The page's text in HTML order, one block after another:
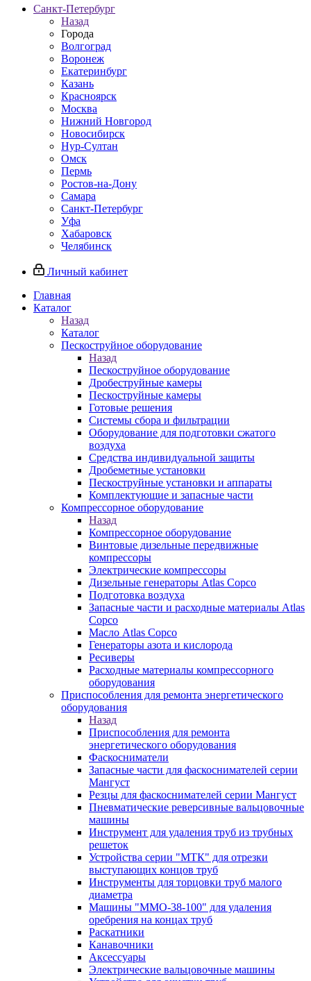
Санкт-Петербург
Назад
Города
Волгоград
Воронеж
Екатеринбург
Казань
Красноярск
Москва
Нижний Новгород
Новосибирск
Нур-Султан
Омск
Пермь
Ростов-на-Дону
Самара
Санкт-Петербург
Уфа
Хабаровск
Челябинск
Личный кабинет
Главная
Каталог
Назад
Каталог
Пескоструйное оборудование
Назад
Пескоструйное оборудование
Дробеструйные камеры
Пескоструйные камеры
Готовые решения
Системы сбора и фильтрации
Оборудование для подготовки сжатого
воздуха
Средства индивидуальной защиты
Дробеметные установки
Пескоструйные установки и аппараты
Комплектующие и запасные части
Компрессорное оборудование
Назад
Компрессорное оборудование
Винтовые дизельные передвижные
компрессоры
Электрические компрессоры
Дизельные генераторы Atlas Copco
Подготовка воздуха
Запасные части и расходные материалы Atlas
Copco
Масло Atlas Copco
Генераторы азота и кислорода
Ресиверы
Расходные материалы компрессорного
оборудования
Приспособления для ремонта энергетического
оборудования
Назад
Приспособления для ремонта
энергетического оборудования
Фаскосниматели
Запасные части для фаскоснимателей серии
Мангуст
Резцы для фаскоснимателей серии Мангуст
Пневматические реверсивные вальцовочные
машины
Инструмент для удаления труб из трубных
решеток
Устройства серии "МТК" для отрезки
выступающих концов труб
Инструменты для торцовки труб малого
диаметра
Машины "ММО-38-100" для удаления
оребрения на концах труб
Раскатники
Канавочники
Аксессуары
Электрические вальцовочные машины